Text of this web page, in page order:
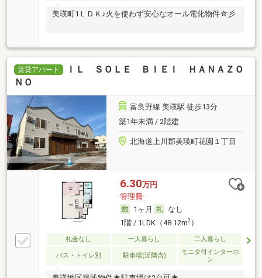
美瑛町1ＬＤＫ♪火を使わず安心なオール電化物件☆彡
賃貸アパート
ＩＬ ＳＯＬＥ ＢＩＥＩ ＨＡＮＡＺＯ
ＮＯ
富良野線 美瑛駅 徒歩13分
築1年未満 / 2階建
北海道上川郡美瑛町花園１丁目
6.30万円
管理費-
1ヶ月
なし
1階 / 1LDK（48.12m2）
礼金なし 一人暮らし 二人暮らし
バス・トイレ別 駐車場(近隣含)
モニタ付インターホ
ン